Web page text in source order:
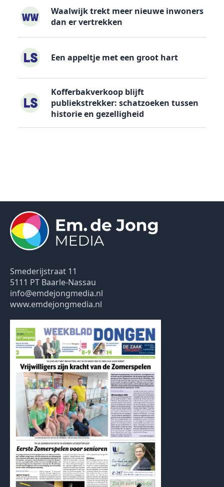
Waalwijk trekt meer nieuwe inwoners
dan er vertrekken
Een appeltje met een groot hart
Kofferbakverkoop blijft
publiekstrekker: schatzoeken tussen
historie en gezelligheid
Smederijstraat 11
5111 PT Baarle-Nassau
info@emdejongmedia.nl
www.emdejongmedia.nl